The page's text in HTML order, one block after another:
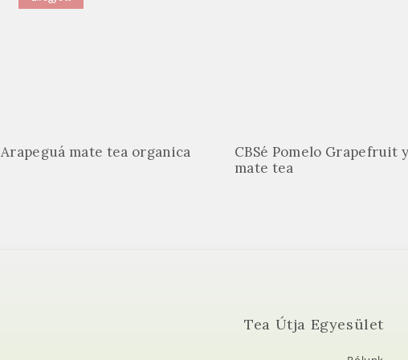
Arapeguá mate tea organica
CBSé Pomelo Grapefruit
mate tea
Tea Útja Egyesület